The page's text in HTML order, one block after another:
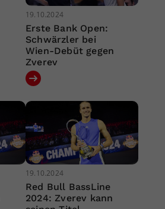
19.10.2024
Erste Bank Open:
Schwärzler bei
Wien-Debüt gegen
Zverev
19.10.2024
Red Bull BassLine
2024: Zverev kann